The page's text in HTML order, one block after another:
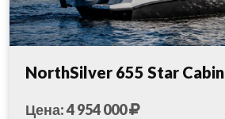
NorthSilver 655 Star Cabin
Цена: 4 954 000